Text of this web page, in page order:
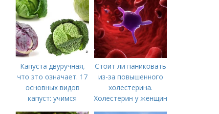
Капуста двуручная,
что это означает. 17
основных видов
капуст: учимся
Стоит ли паниковать
из-за повышенного
холестерина.
Холестерин у женщин